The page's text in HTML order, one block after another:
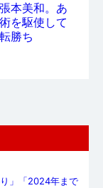
本美和。あ
を駆使して
勝ち
」「2024年まで